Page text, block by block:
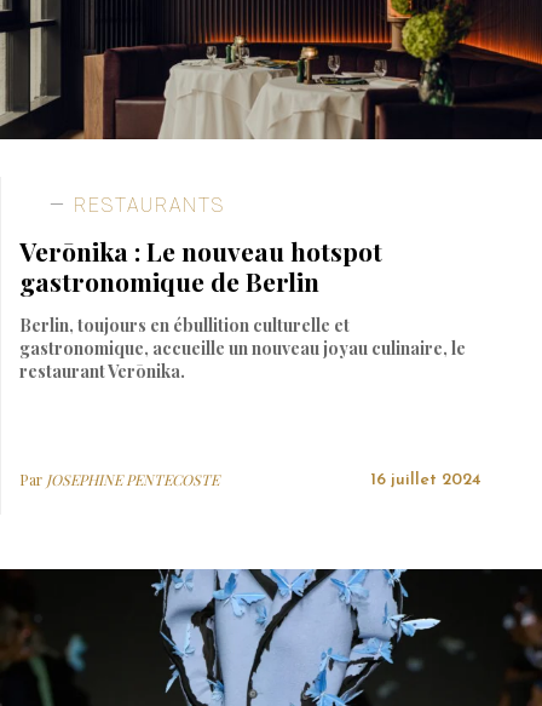
RESTAURANTS
Verōnika : Le nouveau hotspot
gastronomique de Berlin
Berlin, toujours en ébullition culturelle et
gastronomique, accueille un nouveau joyau culinaire, le
restaurant Verōnika.
Par JOSEPHINE PENTECOSTE 16 juillet 2024